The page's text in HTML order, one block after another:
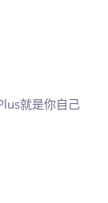
就是你自己